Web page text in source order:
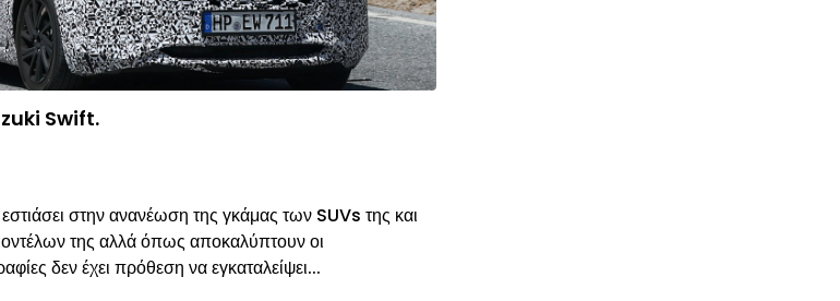
Swift.
στην ανανέωση της γκάμας των SUVs της και
της αλλά όπως αποκαλύπτουν οι
δεν έχει πρόθεση να εγκαταλείψει...